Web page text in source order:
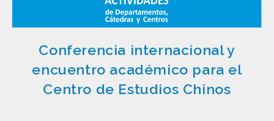
Conferencia internacional y
encuentro académico para el
Centro de Estudios Chinos